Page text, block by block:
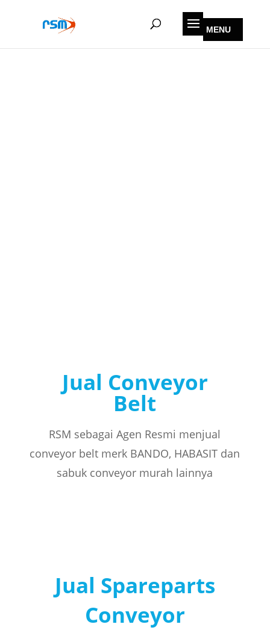
Jual Conveyor
Belt
RSM sebagai Agen Resmi menjual
conveyor belt merk BANDO, HABASIT dan
sabuk conveyor murah lainnya
Jual Spareparts
Conveyor